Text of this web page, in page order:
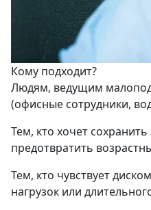
Кому подходит?
Людям, ведущим
(офисные сотрудники,
Тем, кто хочет
предотвратить
Тем, кто чувствует
нагрузок или